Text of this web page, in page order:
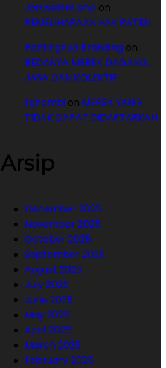
Jerusalem.php on
PEMELIHARAAN HAK PATEN
Pentingnya Branding on
BEDANYA MEREK DAGANG,
JASA DAN KOLEKTIF
lighambi on MEREK YANG
TIDAK DAPAT DIDAFTARKAN
Arsip
December 2025
November 2025
October 2025
September 2025
August 2025
July 2025
June 2025
May 2025
April 2025
March 2025
February 2025